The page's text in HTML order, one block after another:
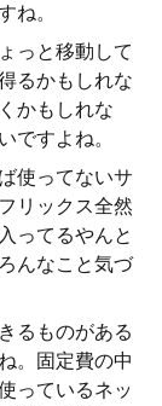
ね。
っと移動して
るかもしれな
かもしれな
ですよね。
使ってないサ
リックス全然
ってるやんと
んなこと気づ
るものがある
。固定費の中
っているネッ